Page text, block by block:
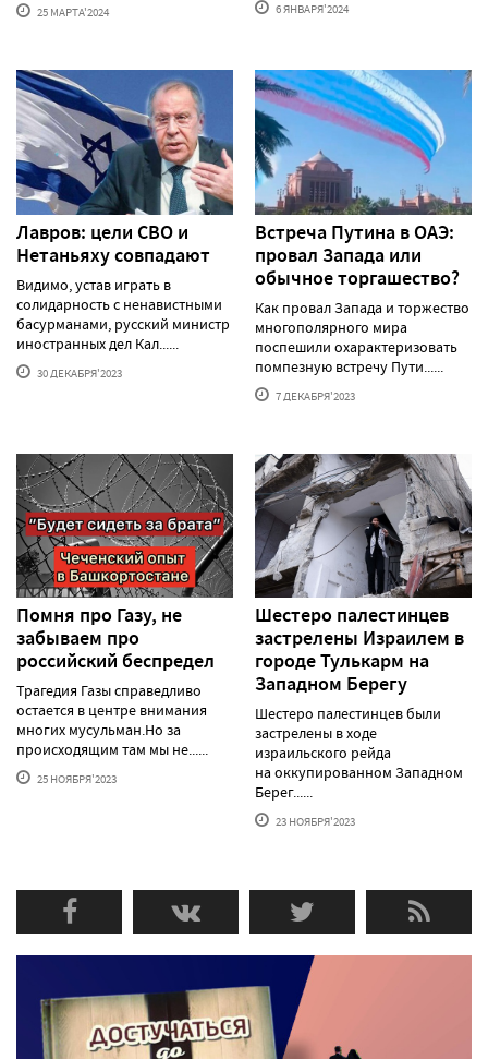
25 МАРТА'2024 6 ЯНВАРЯ'2024
Лавров: цели СВО и
Нетаньяху совпадают
Видимо, устав играть в
солидарность с ненавистными
басурманами, русский министр
иностранных дел Кал......
30 ДЕКАБРЯ'2023
Встреча Путина в ОАЭ:
провал Запада или
обычное торгашество?
Как провал Запада и торжество
многополярного мира
поспешили охарактеризовать
помпезную встречу Пути......
7 ДЕКАБРЯ'2023
Помня про Газу, не
забываем про
российский беспредел
Трагедия Газы справедливо
остается в центре внимания
многих мусульман.Но за
происходящим там мы не......
25 НОЯБРЯ'2023
Шестеро палестинцев
застрелены Израилем в
городе Тулькарм на
Западном Берегу
Шестеро палестинцев были
застрелены в ходе
израильского рейда
на оккупированном Западном
Берег......
23 НОЯБРЯ'2023